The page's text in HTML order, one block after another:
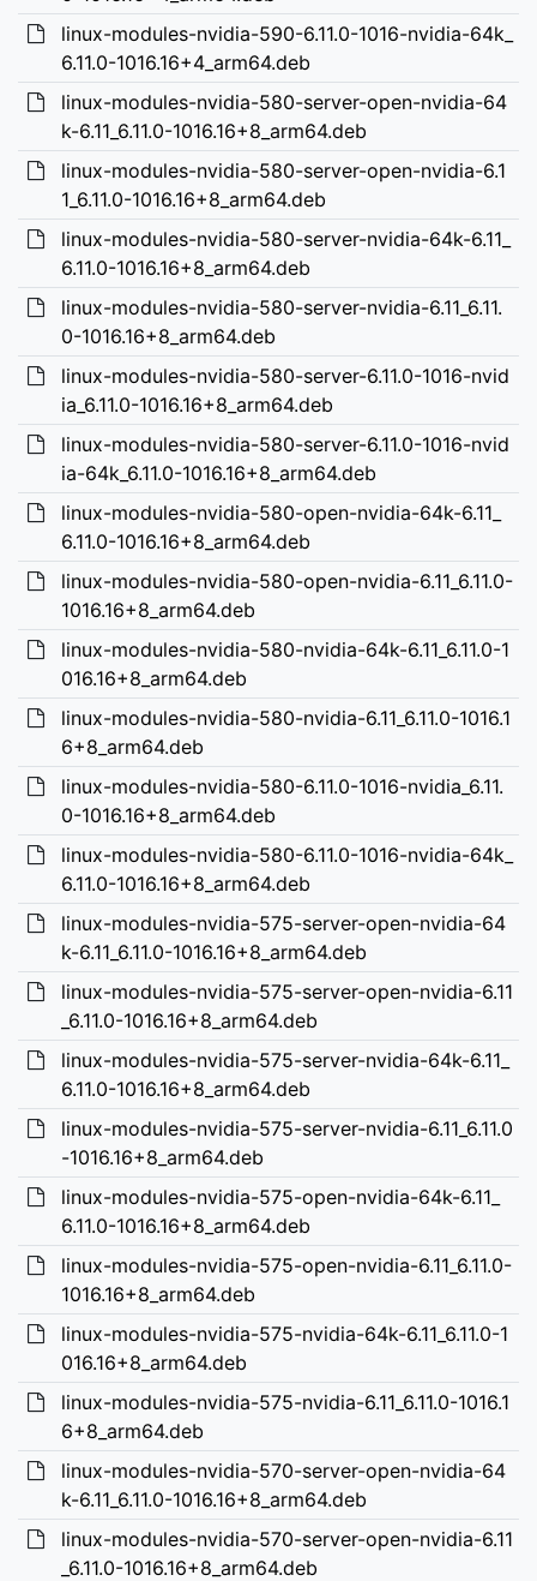
linux-modules-nvidia-590-6.11.0-1016-nvidia-64k_
6.11.0-1016.16+4_arm64.deb
linux-modules-nvidia-580-server-open-nvidia-64
k-6.11_6.11.0-1016.16+8_arm64.deb
linux-modules-nvidia-580-server-open-nvidia-6.1
1_6.11.0-1016.16+8_arm64.deb
linux-modules-nvidia-580-server-nvidia-64k-6.11_
6.11.0-1016.16+8_arm64.deb
linux-modules-nvidia-580-server-nvidia-6.11_6.11.
0-1016.16+8_arm64.deb
linux-modules-nvidia-580-server-6.11.0-1016-nvid
ia_6.11.0-1016.16+8_arm64.deb
linux-modules-nvidia-580-server-6.11.0-1016-nvid
ia-64k_6.11.0-1016.16+8_arm64.deb
linux-modules-nvidia-580-open-nvidia-64k-6.11_
6.11.0-1016.16+8_arm64.deb
linux-modules-nvidia-580-open-nvidia-6.11_6.11.0-
1016.16+8_arm64.deb
linux-modules-nvidia-580-nvidia-64k-6.11_6.11.0-1
016.16+8_arm64.deb
linux-modules-nvidia-580-nvidia-6.11_6.11.0-1016.1
6+8_arm64.deb
linux-modules-nvidia-580-6.11.0-1016-nvidia_6.11.
0-1016.16+8_arm64.deb
linux-modules-nvidia-580-6.11.0-1016-nvidia-64k_
6.11.0-1016.16+8_arm64.deb
linux-modules-nvidia-575-server-open-nvidia-64
k-6.11_6.11.0-1016.16+8_arm64.deb
linux-modules-nvidia-575-server-open-nvidia-6.11
_6.11.0-1016.16+8_arm64.deb
linux-modules-nvidia-575-server-nvidia-64k-6.11_
6.11.0-1016.16+8_arm64.deb
linux-modules-nvidia-575-server-nvidia-6.11_6.11.0
-1016.16+8_arm64.deb
linux-modules-nvidia-575-open-nvidia-64k-6.11_
6.11.0-1016.16+8_arm64.deb
linux-modules-nvidia-575-open-nvidia-6.11_6.11.0-
1016.16+8_arm64.deb
linux-modules-nvidia-575-nvidia-64k-6.11_6.11.0-1
016.16+8_arm64.deb
linux-modules-nvidia-575-nvidia-6.11_6.11.0-1016.1
6+8_arm64.deb
linux-modules-nvidia-570-server-open-nvidia-64
k-6.11_6.11.0-1016.16+8_arm64.deb
linux-modules-nvidia-570-server-open-nvidia-6.11
_6.11.0-1016.16+8_arm64.deb